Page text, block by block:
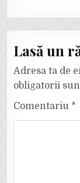
Lasă un
Adresa ta de
obligatorii
Comentariu *